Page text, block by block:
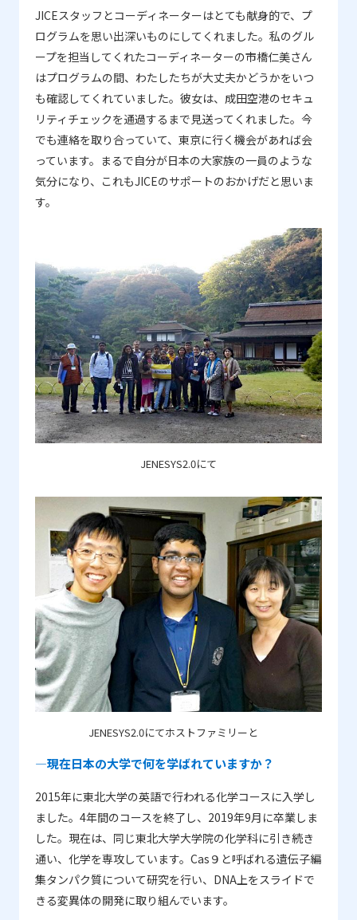
JICEスタッフとコーディネーターはとても献身的で、プ
ログラムを思い出深いものにしてくれました。私のグル
ープを担当してくれたコーディネーターの市橋仁美さん
はプログラムの間、わたしたちが大丈夫かどうかをいつ
も確認してくれていました。彼女は、成田空港のセキュ
リティチェックを通過するまで見送ってくれました。今
でも連絡を取り合っていて、東京に行く機会があれば会
っています。まるで自分が日本の大家族の一員のような
気分になり、これもJICEのサポートのおかげだと思いま
す。
JENESYS2.0にて
JENESYS2.0にてホストファミリーと
―現在日本の大学で何を学ばれていますか？
2015年に東北大学の英語で行われる化学コースに入学し
ました。4年間のコースを終了し、2019年9月に卒業しま
した。現在は、同じ東北大学大学院の化学科に引き続き
通い、化学を専攻しています。Cas９と呼ばれる遺伝子編
集タンパク質について研究を行い、DNA上をスライドで
きる変異体の開発に取り組んでいます。